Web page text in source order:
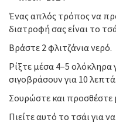
Ένας απλός τρόπος να
διατροφή σας είναι το
Βράστε 2 φλιτζάνια νερό.
Ρίξτε μέσα 4–5
σιγοβράσουν για 10 λεπτά.
Σουρώστε και προσθέστε
Πιείτε αυτό το τσάι για